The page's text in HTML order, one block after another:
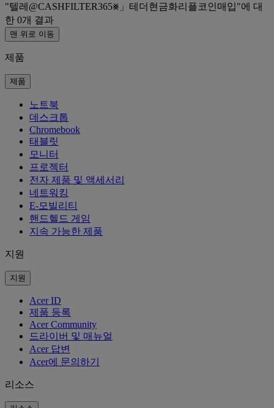
텔레@CASHFILTER365⨳」테더현금화리플코인매입 에 대
한 0개 결과
맨 위로 이동
제품
제품
노트북
데스크톱
Chromebook
태블릿
모니터
프로젝터
전자 제품 및 액세서리
네트워킹
E-모빌리티
핸드헬드 게임
지속 가능한 제품
지원
지원
Acer ID
제품 등록
Acer Community
드라이버 및 매뉴얼
Acer 답변
Acer에 문의하기
리소스